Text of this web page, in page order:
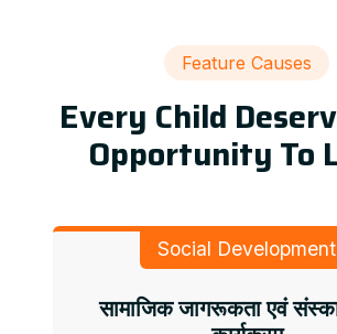
Feature Causes
Every Child
Opportunity To
Social Development
सामाजिक जागरूकता एवं